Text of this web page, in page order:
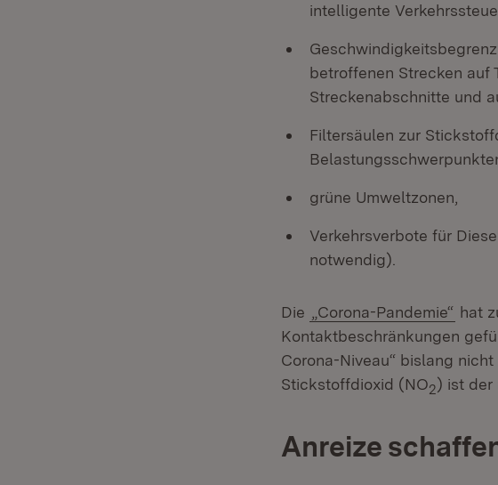
intelligente
betroffenen Strecken auf
Streckenabschnitte und
Filtersäulen zur
grüne Umweltzonen,
Verkehrsverbote für
notwendig).
Die „Corona-Pandemie“ hat
Kontaktbeschränkungen
Corona-Niveau“ bislang
Stickstoffdioxid (NO2) ist der
Anreize